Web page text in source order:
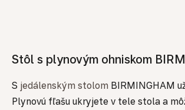
Stôl s plynovým ohniskom
S jedálenským stolom BIRMINGHAM
Plynovú fľašu ukryjete v tele stola a